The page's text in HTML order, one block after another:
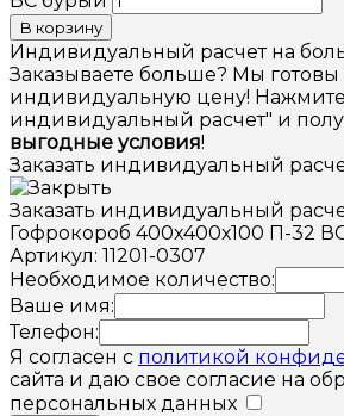
В корзину
Индивидуальный расчет на
Заказываете больше? Мы
индивидуальную цену! Нажмите
индивидуальный расчет" и
выгодные условия!
Заказать индивидуальный
Заказать индивидуальный
Гофрокороб 400х400х100 П-32
Артикул: 11201-0307
Необходимое количество:
Ваше имя:
Телефон:
Я согласен с политикой
сайта и даю свое согласие на
персональных данных